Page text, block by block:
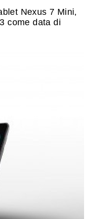
Nexus 7 Mini,
come data di